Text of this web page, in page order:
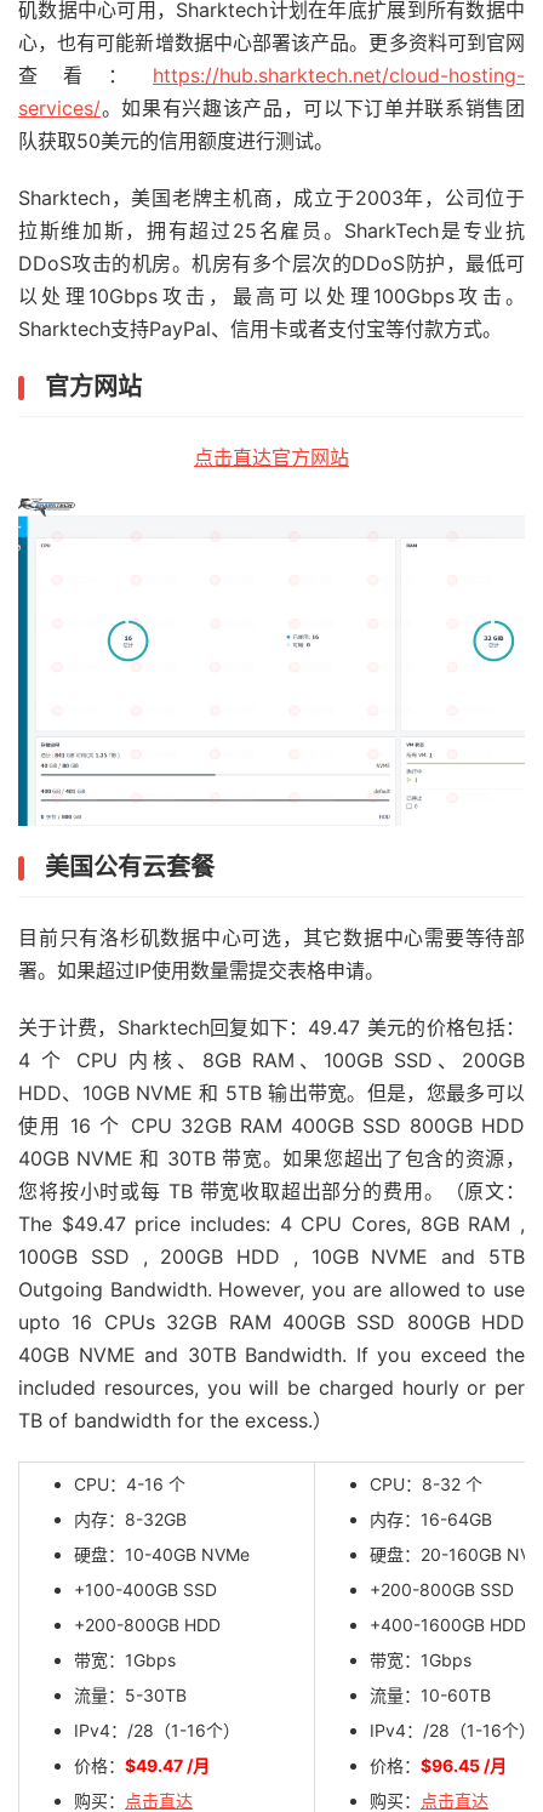
矶数据中心可用，Sharktech计划在年底扩展到所有数据中
心，也有可能新增数据中心部署该产品。更多资料可到官网
查看： https://hub.sharktech.net/cloud-hosting-
services/。如果有兴趣该产品，可以下订单并联系销售团
队获取50美元的信用额度进行测试。
Sharktech，美国老牌主机商，成立于2003年，公司位于
拉斯维加斯，拥有超过25名雇员。SharkTech是专业抗
DDoS攻击的机房。机房有多个层次的DDoS防护，最低可
以处理10Gbps攻击，最高可以处理100Gbps攻击。
Sharktech支持PayPal、信用卡或者支付宝等付款方式。
官方网站
点击直达官方网站
美国公有云套餐
目前只有洛杉矶数据中心可选，其它数据中心需要等待部
署。如果超过IP使用数量需提交表格申请。
关于计费，Sharktech回复如下：49.47 美元的价格包括：
4 个 CPU 内核、8GB RAM、100GB SSD、200GB
HDD、10GB NVME 和 5TB 输出带宽。但是，您最多可以
使用 16 个 CPU 32GB RAM 400GB SSD 800GB HDD
40GB NVME 和 30TB 带宽。如果您超出了包含的资源，
您将按小时或每 TB 带宽收取超出部分的费用。（原文：
The $49.47 price includes: 4 CPU Cores, 8GB RAM ,
100GB SSD , 200GB HDD , 10GB NVME and 5TB
Outgoing Bandwidth. However, you are allowed to use
upto 16 CPUs 32GB RAM 400GB SSD 800GB HDD
40GB NVME and 30TB Bandwidth. If you exceed the
included resources, you will be charged hourly or per
TB of bandwidth for the excess.）
CPU：4-16 个
内存：8-32GB
硬盘：10-40GB NVMe
+100-400GB SSD
+200-800GB HDD
带宽：1Gbps
流量：5-30TB
IPv4：/28（1-16个）
价格： $49.47 /月
购买：
点击直达
CPU：8-32 个
内存：16-64GB
硬盘：20-160GB
+200-800GB SSD
+400-1600GB HDD
带宽：1Gbps
流量：10-60TB
IPv4：/28（1-16个）
价格： $96.45 /月
购买：
点击直达